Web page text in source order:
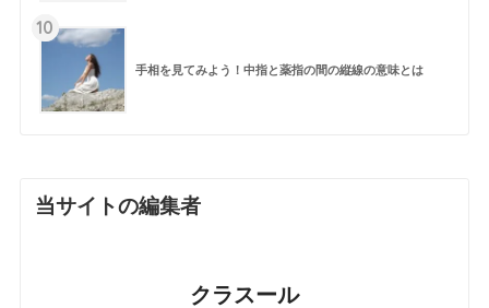
10
手相を見てみよう！中指と薬指の間の縦線の意味とは
当サイトの編集者
クラスール